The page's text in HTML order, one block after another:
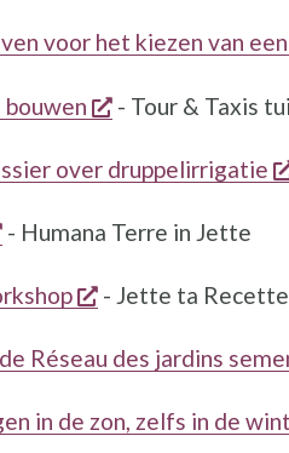
voor het kiezen van
bouwen opent een
- Tour & Taxis
een nieuw venster
over druppelirrigatie
opent een nieuw venster
- Humana Terre in Jette
opent een nieuw
- Jette ta
Réseau des jardins
in de zon, zelfs in de